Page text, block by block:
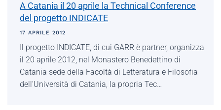
A Catania il 20 aprile la Technical Conference
del progetto INDICATE
17 APRILE 2012
Il progetto INDICATE, di cui GARR è partner, organizza
il 20 aprile 2012, nel Monastero Benedettino di
Catania sede della Facoltà di Letteratura e Filosofia
dell'Università di Catania, la propria Tec…